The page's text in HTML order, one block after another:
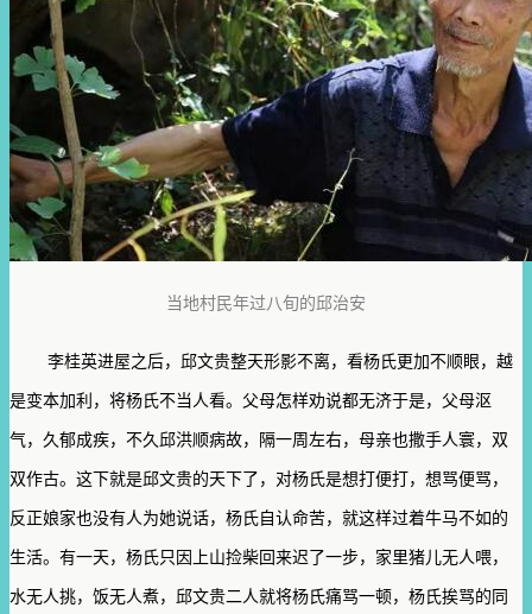
当地村民年过八旬的邱治安
李桂英进屋之后，邱文贵整天形影不离，看杨氏更加不顺眼，越
是变本加利，将杨氏不当人看。父母怎样劝说都无济于是，父母沤
气，久郁成疾，不久邱洪顺病故，隔一周左右，母亲也撒手人寰，双
双作古。这下就是邱文贵的天下了，对杨氏是想打便打，想骂便骂，
反正娘家也没有人为她说话，杨氏自认命苦，就这样过着牛马不如的
生活。有一天，杨氏只因上山捡柴回来迟了一步，家里猪儿无人喂，
水无人挑，饭无人煮，邱文贵二人就将杨氏痛骂一顿，杨氏挨骂的同